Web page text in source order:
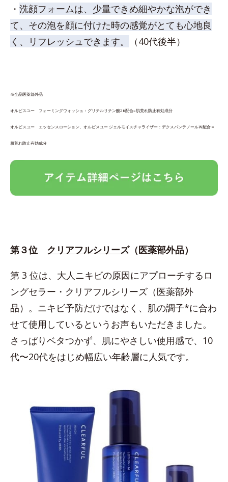
・ 洗顔フォームは、少量できめ細やかな泡ができ
て、その泡を顔に付けた時の感覚がとても心地良
く、リフレッシュできます。
（40代後半）
※全品医薬部外品
オルビスユー フォーミングウォッシュ：グリチルリチン酸2K配合=肌荒れ防止有効成分
オルビスユー エッセンスローション、オルビスユー ジェルモイスチャライザー：デクスパンテノールＷ配合＝
肌荒れ防止有効成分
第３位 クリアフルシリーズ（医薬部外品）
第 3 位は、大人ニキビの原因にアプローチするロ
ングセラー・クリアフルシリーズ（医薬部外
品）。ニキビ予防だけではなく、肌の調子*に合わ
せて使用しているというお声もいただきました。
さっぱりベタつかず、肌にやさしい使用感で、10
代〜20代をはじめ幅広い年齢層に人気です。